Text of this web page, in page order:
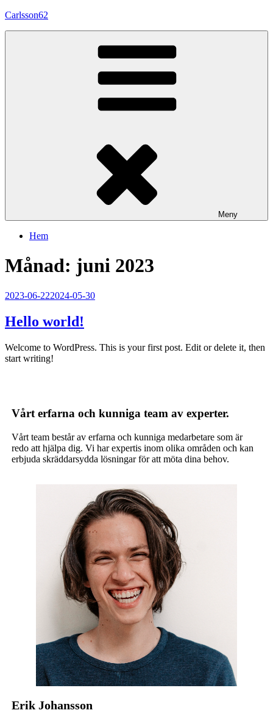
Hoppa
Carlsson62
Meny
Hem
Månad: juni 2023
Publicerat
2023-06-222024-05-30
Hello world!
Welcome to WordPress. This is your first post. Edit or delete it, then
start writing!
Vårt erfarna och kunniga team av experter.
Vårt team består av erfarna och kunniga medarbetare som är
redo att hjälpa dig. Vi har expertis inom olika områden och kan
erbjuda skräddarsydda lösningar för att möta dina behov.
Erik Johansson